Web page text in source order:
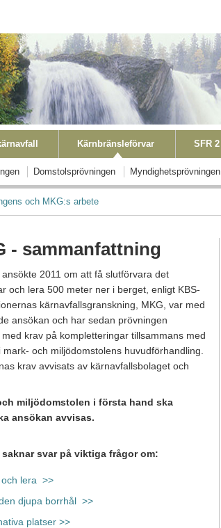
Kärnbränsleförvar SFR 2
Domstolsprövningen Myndighetsprövningen
och MKG:s arbete
- sammanfattning
2011 om att få slutförvara det
och lera 500 meter ner i berget, enligt KBS-
kärnavfallsgranskning, MKG, var med
ansökan och har sedan prövningen
krav på kompletteringar tillsammans med
och miljödomstolens huvudförhandling.
krav avvisats av kärnavfallsbolaget och
miljödomstolen i första hand ska
ansökan avvisas.
svar på viktiga frågor om:
och lera >>
djupa borrhål >>
platser >>